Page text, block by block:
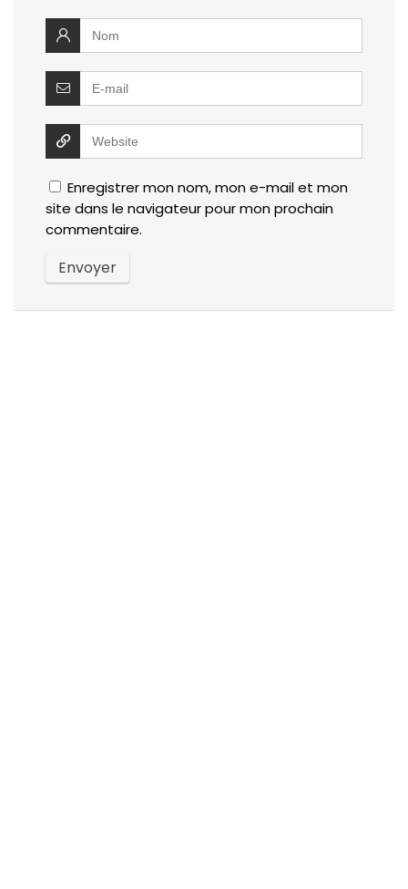
Enregistrer mon nom, mon e-mail et mon
site dans le navigateur pour mon prochain
commentaire.